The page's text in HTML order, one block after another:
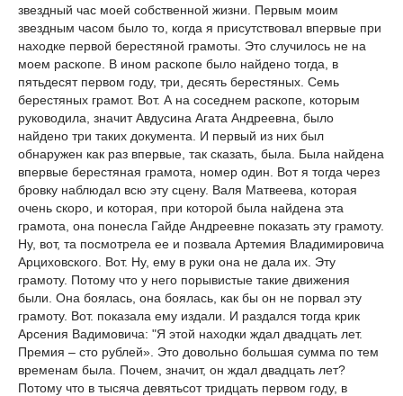
звездный час моей собственной жизни. Первым моим
звездным часом было то, когда я присутствовал впервые при
находке первой берестяной грамоты. Это случилось не на
моем раскопе. В ином раскопе было найдено тогда, в
пятьдесят первом году, три, десять берестяных. Семь
берестяных грамот. Вот. А на соседнем раскопе, которым
руководила, значит Авдусина Агата Андреевна, было
найдено три таких документа. И первый из них был
обнаружен как раз впервые, так сказать, была. Была найдена
впервые берестяная грамота, номер один. Вот я тогда через
бровку наблюдал всю эту сцену. Валя Матвеева, которая
очень скоро, и которая, при которой была найдена эта
грамота, она понесла Гайде Андреевне показать эту грамоту.
Ну, вот, та посмотрела ее и позвала Артемия Владимировича
Арциховского. Вот. Ну, ему в руки она не дала их. Эту
грамоту. Потому что у него порывистые такие движения
были. Она боялась, она боялась, как бы он не порвал эту
грамоту. Вот. показала ему издали. И раздался тогда крик
Арсения Вадимовича: "Я этой находки ждал двадцать лет.
Премия – сто рублей». Это довольно большая сумма по тем
временам была. Почем, значит, он ждал двадцать лет?
Потому что в тысяча девятьсот тридцать первом году, в